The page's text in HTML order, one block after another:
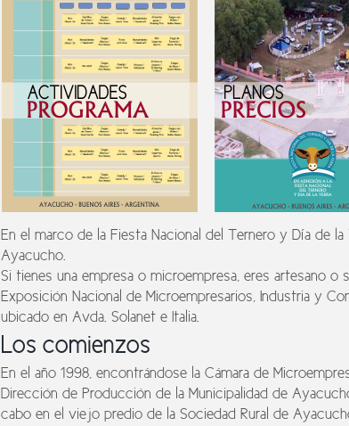
En el marco de la Fiesta Nacional del Ternero y Día de
Ayacucho.
Si tienes una empresa o microempresa, eres artesano
Exposición Nacional de Microempresarios, Industria y
ubicado en Avda. Solanet e Italia.
Los comienzos
En el año 1998, encontrándose la Cámara de
Dirección de Producción de la Municipalidad de
cabo en el viejo predio de la Sociedad Rural de